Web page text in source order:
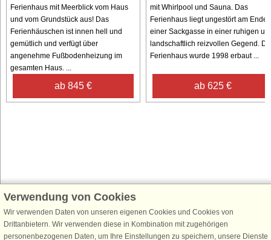
Ferienhaus mit Meerblick vom Haus
und vom Grundstück aus! Das
Ferienhäuschen ist innen hell und
gemütlich und verfügt über
angenehme Fußbodenheizung im
gesamten Haus. ...
ab 845 €
mit Whirlpool und Sauna. Das
Ferienhaus liegt ungestört am Ende
einer Sackgasse in einer ruhigen
landschaftlich reizvollen Gegend.
Ferienhaus wurde 1998 erbaut ...
ab 625 €
Schließen Sie sich 100.000 Ferienhaus-Fans an
Erhalten Sie einen Willkommensgutschein von 25 €für Ihren nächsten
Ferienhausurlaub - melden Sie sich einfach für den DanCenter Newsletter
an. Verpassen Sie nie wieder exklusive Angebote, Gewinnspiele und
Verwendung von Cookies
Wir verwenden Daten von unseren eigenen Cookies und Cookies von
Drittanbietern. Wir verwenden diese in Kombination mit zugehörigen
personenbezogenen Daten, um Ihre Einstellungen zu speichern, unsere Dienste